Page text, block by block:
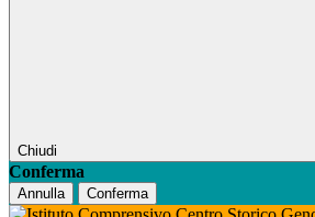
Chiudi
Conferma
Annulla Conferma